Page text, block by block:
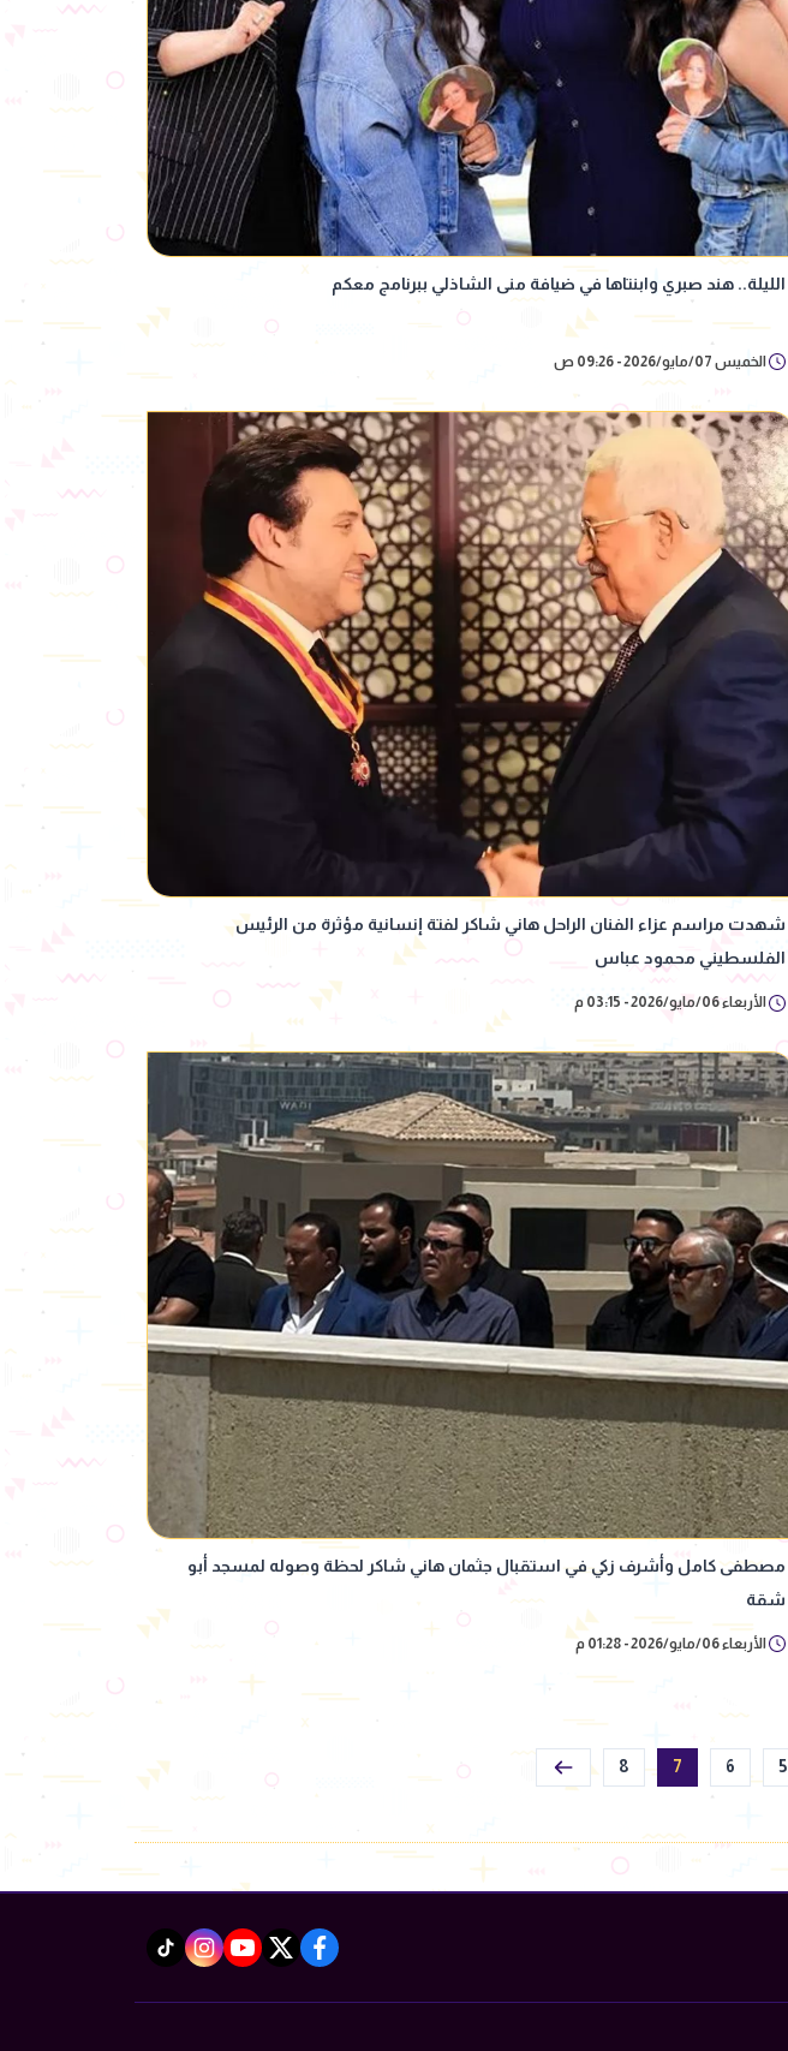
الليلة.. هند صبري وابنتاها في ضيافة منى الشاذلي ببرنامج معكم
الخميس 07/مايو/2026 - 09:26 ص
شهدت مراسم عزاء الفنان الراحل هاني شاكر لفتة إنسانية مؤثرة من الرئيس
الفلسطيني محمود عباس
الأربعاء 06/مايو/2026 - 03:15 م
مصطفى كامل وأشرف زكي في استقبال جثمان هاني شاكر لحظة وصوله لمسجد أبو
شقة
الأربعاء 06/مايو/2026 - 01:28 م
5
6
7
8
facebook
twitter
youtube
instagram
tiktok